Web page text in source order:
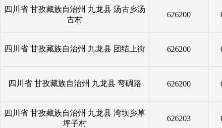
四川省 甘孜藏族自治州 九龙县 汤古乡汤
古村
626200
四川省 甘孜藏族自治州 九龙县 团结上街 626200
四川省 甘孜藏族自治州 九龙县 弯碉路 626200
四川省 甘孜藏族自治州 九龙县 湾坝乡草
坪子村
626203